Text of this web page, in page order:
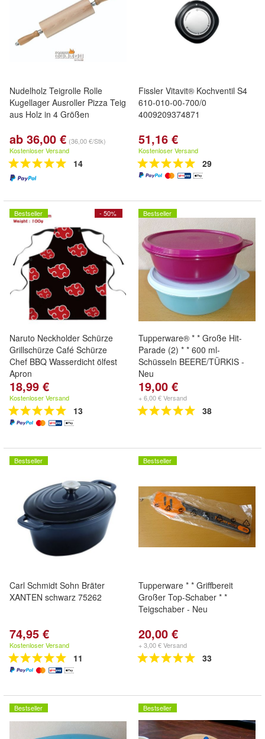
Nudelholz Teigrolle Rolle
Kugellager Ausroller Pizza Teig
aus Holz in 4 Größen
ab 36,00 € (36,00 €/Stk)
Kostenloser Versand
14
Fissler Vitavit® Kochventil S4
610-010-00-700/0
4009209374871
51,16 €
Kostenloser Versand
29
- 50%
Bestseller
Naruto Neckholder Schürze
Grillschürze Café Schürze
Chef BBQ Wasserdicht ölfest
Apron
18,99 €
Kostenloser Versand
13
Bestseller
Tupperware® * * Große Hit-
Parade (2) * * 600 ml-
Schüsseln BEERE/TÜRKIS -
Neu
19,00 €
+ 6,00 € Versand
38
Bestseller
Carl Schmidt Sohn Bräter
XANTEN schwarz 75262
74,95 €
Kostenloser Versand
11
Bestseller
Tupperware * * Griffbereit
Großer Top-Schaber * *
Teigschaber - Neu
20,00 €
+ 3,00 € Versand
33
Bestseller Bestseller